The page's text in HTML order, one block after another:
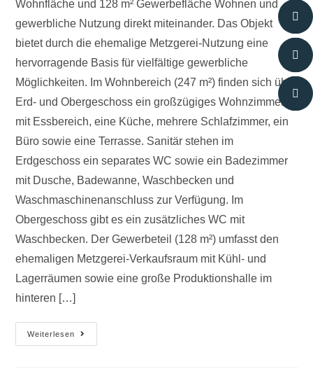
Wohnfläche und 128 m² Gewerbefläche Wohnen und
gewerbliche Nutzung direkt miteinander. Das Objekt
bietet durch die ehemalige Metzgerei-Nutzung eine
hervorragende Basis für vielfältige gewerbliche
Möglichkeiten. Im Wohnbereich (247 m²) finden sich über
Erd- und Obergeschoss ein großzügiges Wohnzimmer
mit Essbereich, eine Küche, mehrere Schlafzimmer, ein
Büro sowie eine Terrasse. Sanitär stehen im
Erdgeschoss ein separates WC sowie ein Badezimmer
mit Dusche, Badewanne, Waschbecken und
Waschmaschinenanschluss zur Verfügung. Im
Obergeschoss gibt es ein zusätzliches WC mit
Waschbecken. Der Gewerbeteil (128 m²) umfasst den
ehemaligen Metzgerei-Verkaufsraum mit Kühl- und
Lagerräumen sowie eine große Produktionshalle im
hinteren […]
Weiterlesen